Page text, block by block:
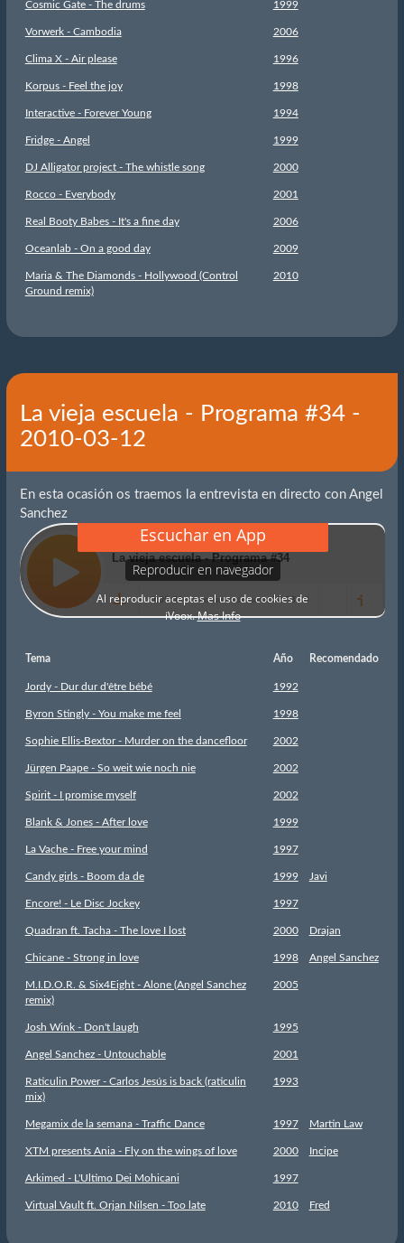
Cosmic Gate - The drums 1999
Vorwerk - Cambodia 2006
Clima X - Air please 1996
Korpus - Feel the joy 1998
Interactive - Forever Young 1994
Fridge - Angel 1999
DJ Alligator project - The whistle song 2000
Rocco - Everybody 2001
Real Booty Babes - It's a fine day 2006
Oceanlab - On a good day 2009
Maria & The Diamonds - Hollywood (Control
Ground remix)
2010
La vieja escuela - Programa #34 -
2010-03-12
En esta ocasión os traemos la entrevista en directo con Angel
Sanchez
Tema Año Recomendado
Jordy - Dur dur d'être bébé 1992
Byron Stingly - You make me feel 1998
Sophie Ellis-Bextor - Murder on the dancefloor 2002
Jürgen Paape - So weit wie noch nie 2002
Spirit - I promise myself 2002
Blank & Jones - After love 1999
La Vache - Free your mind 1997
Candy girls - Boom da de 1999 Javi
Encore! - Le Disc Jockey 1997
Quadran ft. Tacha - The love I lost 2000 Drajan
Chicane - Strong in love 1998 Angel Sanchez
M.I.D.O.R. & Six4Eight - Alone (Angel Sanchez
remix)
2005
Josh Wink - Don't laugh 1995
Angel Sanchez - Untouchable 2001
Raticulin Power - Carlos Jesús is back (raticulin
mix)
1993
Megamix de la semana - Traffic Dance 1997 Martin Law
XTM presents Ania - Fly on the wings of love 2000 Incipe
Arkimed - L'Ultimo Dei Mohicani 1997
Virtual Vault ft. Orjan Nilsen - Too late 2010 Fred